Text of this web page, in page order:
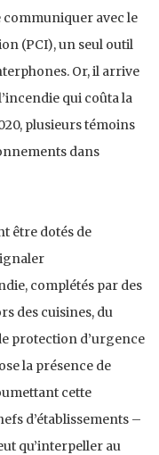
communiquer avec le
(PCI), un seul outil
Or, il arrive
qui coûta la
plusieurs témoins
dans
être dotés de
complétés par des
des cuisines, du
protection d’urgence
la présence de
cette
d’établissements –
qu’interpeller au